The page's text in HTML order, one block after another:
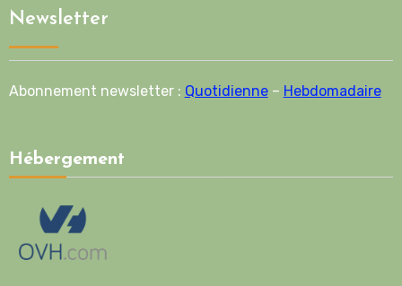
Newsletter
Abonnement newsletter : Quotidienne– Hebdomadaire
Hébergement